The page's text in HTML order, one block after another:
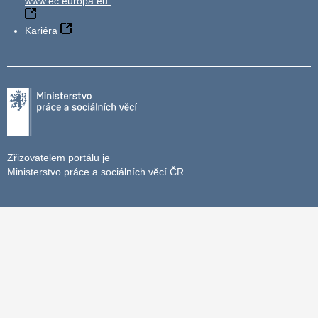
Kariéra
Zřizovatelem portálu je
Ministerstvo práce a sociálních věcí ČR